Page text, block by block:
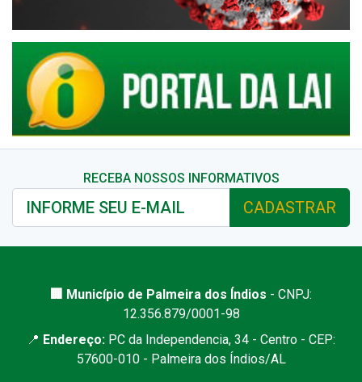
RECEBA NOSSOS INFORMATIVOS
CADASTRAR
🏢 Município de Palmeira dos Índios - CNPJ:
12.356.879/0001-98
📍 Endereço: PC da Independencia, 34 - Centro - CEP:
57600-010 - Palmeira dos Índios/AL